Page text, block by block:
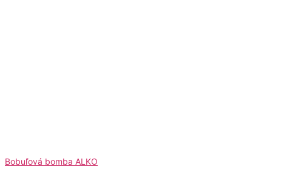
Bobuľová bomba ALKO